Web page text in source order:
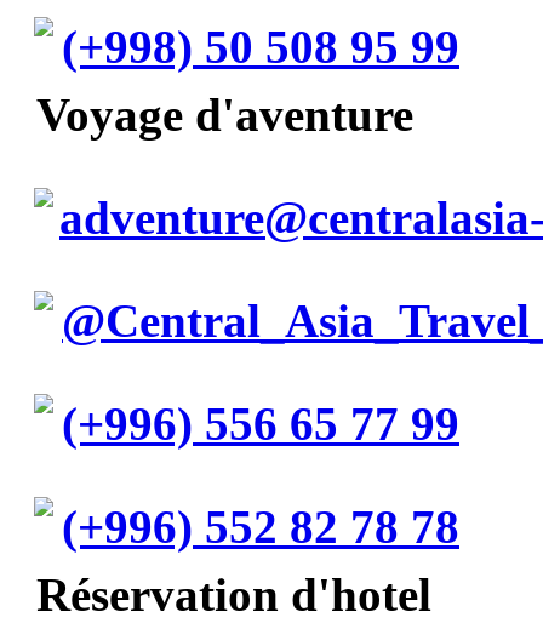
(+998) 50 508 95 99
Voyage d'aventure
(+996) 556 65 77 99
(+996) 552 82 78 78
Réservation d'hotel